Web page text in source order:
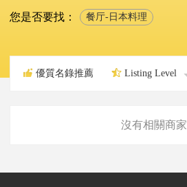
您是否要找： 餐厅-日本料理
優質名錄推薦 Listing Level
沒有相關商家